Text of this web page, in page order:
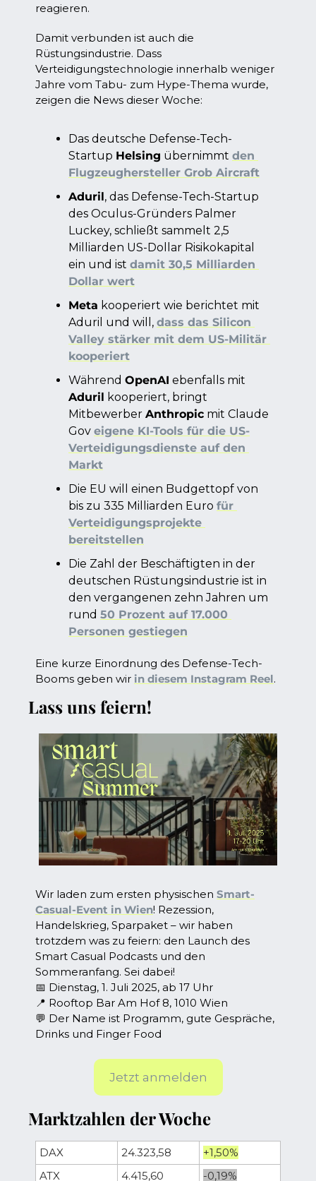
reagieren.
Damit verbunden ist auch die
Rüstungsindustrie. Dass
Verteidigungstechnologie innerhalb weniger
Jahre vom Tabu- zum Hype-Thema wurde,
zeigen die News dieser Woche:
Das deutsche Defense-Tech-
Startup Helsing übernimmt den
Flugzeughersteller Grob Aircraft
Aduril, das Defense-Tech-Startup
des Oculus-Gründers Palmer
Luckey, schließt sammelt 2,5
Milliarden US-Dollar Risikokapital
ein und ist damit 30,5 Milliarden
Dollar wert
Meta kooperiert wie berichtet mit
Aduril und will, dass das Silicon
Valley stärker mit dem US-Militär
kooperiert
Während OpenAI
Aduril kooperiert, bringt
Mitbewerber Anthropic mit Claude
Gov eigene KI-Tools für die US-
Verteidigungsdienste auf den
Markt
Die EU will einen Budgettopf von
bis zu 335 Milliarden Euro für
Verteidigungsprojekte
bereitstellen
Die Zahl der Beschäftigten in der
deutschen Rüstungsindustrie ist in
den vergangenen zehn Jahren um
rund 50 Prozent auf 17.000
Personen gestiegen
Eine kurze Einordnung des Defense-Tech-
Booms geben wir in diesem Instagram Reel.
Lass uns feiern!
Wir laden zum ersten physischen Smart-
Casual-Event in Wien! Rezession,
Handelskrieg, Sparpaket – wir haben
trotzdem was zu feiern: den Launch des
Smart Casual Podcasts und den
Sommeranfang. Sei dabei!
📅 Dienstag, 1. Juli 2025, ab 17 Uhr
📍 Rooftop Bar Am Hof 8, 1010 Wien
💬 Der Name ist Programm, gute Gespräche,
Drinks und Finger Food
Jetzt anmelden
Marktzahlen der Woche
DAX 24.323,58
+1,50%
ATX
4.415,60 -0,19%